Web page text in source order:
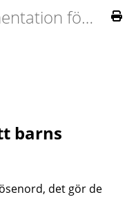
Produktdokumentation för Ommej
barns
det gör de